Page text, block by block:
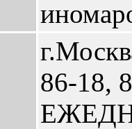
86-18,